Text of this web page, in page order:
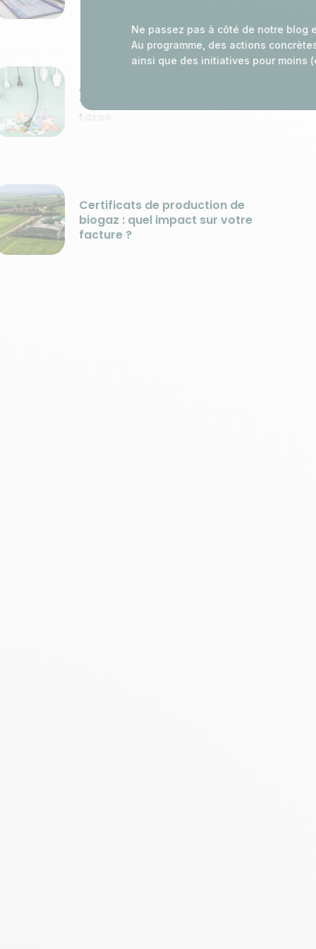
Ne passez pas à côté de notre blog
Au programme, des actions
ainsi que des initiatives pour moins
Accises électricité et gaz 2026 :
tout ce qu’il faut savoir sur ces
taxes
Certificats de production de
biogaz : quel impact sur votre
facture ?